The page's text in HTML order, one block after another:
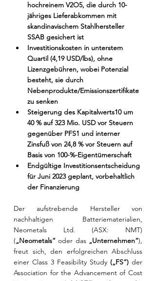
hochreinem V2O5, die durch 10-
jähriges Lieferabkommen mit
skandinavischem Stahlhersteller
SSAB gesichert ist
Investitionskosten in unterstem
Quartil (4,19 USD/lbs), ohne
Lizenzgebühren, wobei Potenzial
besteht, sie durch
Nebenprodukte/Emissionszertifikate
zu senken
Steigerung des Kapitalwerts10 um
40 % auf 323 Mio. USD vor Steuern
gegenüber PFS1 und interner
Zinsfuß von 24,8 % vor Steuern auf
Basis von 100-%-Eigentümerschaft
Endgültige Investitionsentscheidung
für Juni 2023 geplant, vorbehaltlich
der Finanzierung
Der aufstrebende Hersteller von
nachhaltigen Batteriematerialien,
Neometals Ltd. (ASX: NMT)
(„Neometals“ oder das „Unternehmen“),
freut sich, den erfolgreichen Abschluss
einer Class 3 Feasibility Study („FS“) der
Association for the Advancement of Cost